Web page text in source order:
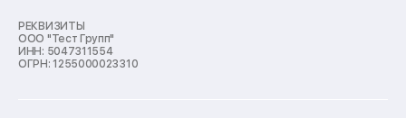
Ремонт морозильных камер
Ремонт отпаривателей
Ремонт плоттеров
РЕКВИЗИТЫ
ООО "Тест Групп"
ИНН: 5047311554
ОГРН: 1255000023310